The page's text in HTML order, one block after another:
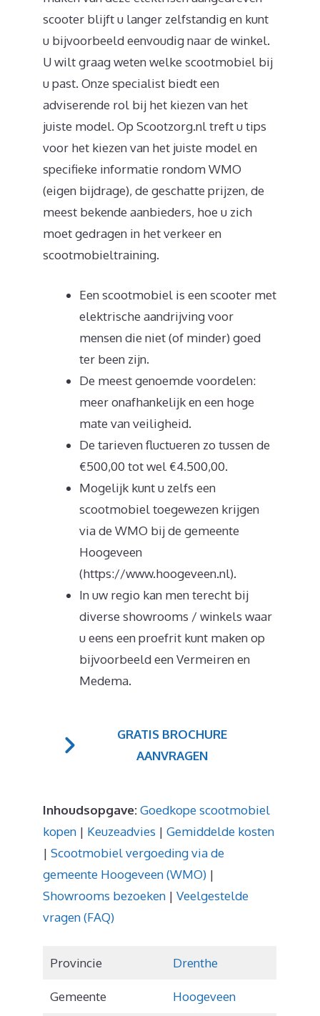
scooter blijft u langer zelfstandig en kunt
u bijvoorbeeld eenvoudig naar de winkel.
U wilt graag weten welke scootmobiel bij
u past. Onze specialist biedt een
adviserende rol bij het kiezen van het
juiste model. Op Scootzorg.nl treft u tips
voor het kiezen van het juiste model en
specifieke informatie rondom WMO
(eigen bijdrage), de geschatte prijzen, de
meest bekende aanbieders, hoe u zich
moet gedragen in het verkeer en
scootmobieltraining.
Een scootmobiel is een scooter met
elektrische aandrijving voor
mensen die niet (of minder) goed
ter been zijn.
De meest genoemde voordelen:
meer onafhankelijk en een hoge
mate van veiligheid.
De tarieven fluctueren zo tussen de
€500,00 tot wel €4.500,00.
Mogelijk kunt u zelfs een
scootmobiel toegewezen krijgen
via de WMO bij de gemeente
Hoogeveen
(https://www.hoogeveen.nl).
In uw regio kan men terecht bij
diverse showrooms / winkels waar
u eens een proefrit kunt maken op
bijvoorbeeld een Vermeiren en
Medema.
GRATIS BROCHURE
AANVRAGEN
Inhoudsopgave:Goedkope scootmobiel
kopen | Keuzeadvies | Gemiddelde kosten
| Scootmobiel vergoeding via de
gemeente Hoogeveen (WMO) |
Showrooms bezoeken | Veelgestelde
vragen (FAQ)
Provincie Drenthe
Gemeente Hoogeveen